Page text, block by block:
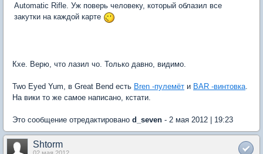
Automatic Rifle. Уж поверь человеку, который облазил все
закутки на каждой карте
Кхе. Верю, что лазил чо. Только давно, видимо.
Two Eyed Yum, в Great Bend есть Bren -пулемёт и BAR -винтовка.
На вики то же самое написано, кстати.
Это сообщение отредактировано d_seven - 2 мая 2012 | 19:23
Shtorm